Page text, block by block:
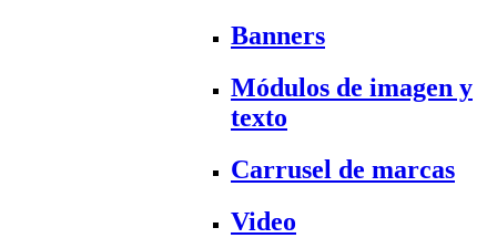
Banners
Módulos de imagen y
texto
Carrusel de marcas
Video